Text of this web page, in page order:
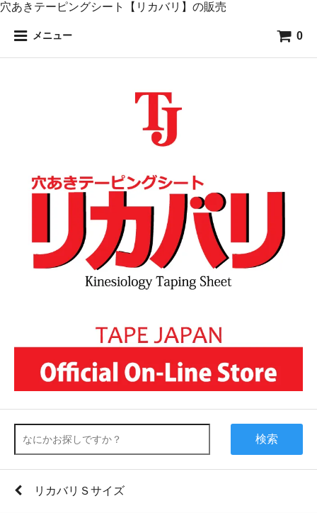
穴あきテーピングシート【リカバリ】の販売
メニュー 0
検索
リカバリＳサイズ